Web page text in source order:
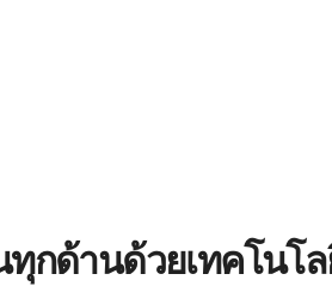
กด้านด้วยเทคโนโ